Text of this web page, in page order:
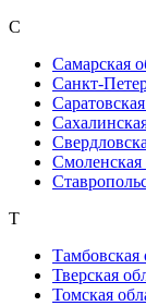
С
Самарская
Санкт-
Смоленская
Т
Тамбовская
Тверская
Томская